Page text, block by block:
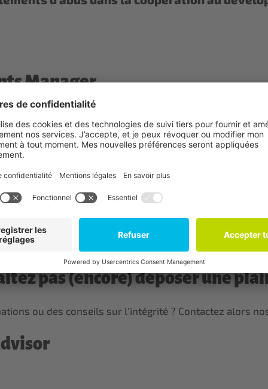
Manager
me contacter dans la langue qui vous convient le
pas (encore) déposer une
ou des conseils sur l'intégrité ? Contactez alors